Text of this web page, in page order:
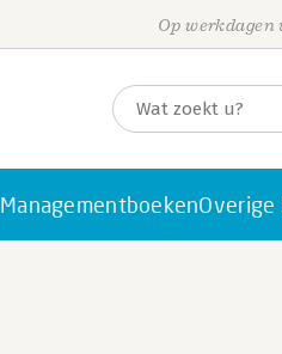
Op
ManagementboekenOverige